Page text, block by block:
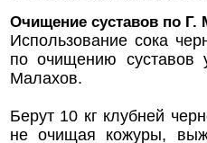
Очищение суставов по Г.
Использование сока
по очищению суставов
Малахов.
Берут 10 кг клубней
не очищая кожуры,